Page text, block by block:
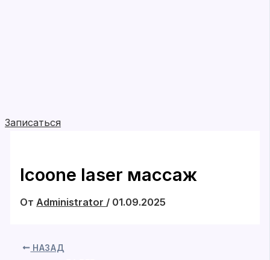
Записаться
Icoone laser массаж
ОтAdministrator / 01.09.2025
НАЗАД